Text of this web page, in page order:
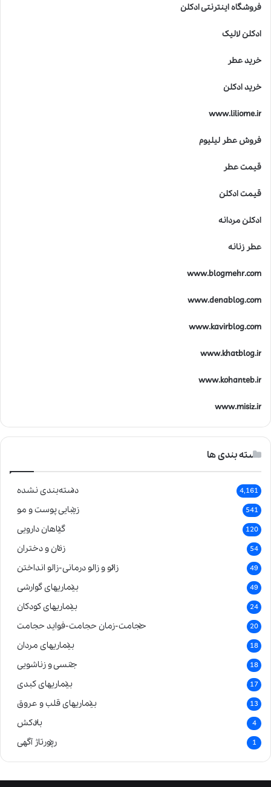
فروشگاه اینترنتی ادکلن
ادکلن لالیک
خرید عطر
خرید ادکلن
www.liliome.ir
فروش عطر لیلیوم
قیمت عطر
قیمت ادکلن
ادکلن مردانه
عطر زنانه
www.blogmehr.com
www.denablog.com
www.kavirblog.com
www.khatblog.ir
www.kohanteb.ir
www.misiz.ir
دسته بندی ها
دسته‌بندی نشده 4,161
زیبایی پوست و مو 541
گیاهان دارویی 120
زنان و دختران 54
زالو و زالو درمانی-زالو انداختن 49
بیماریهای گوارشی 49
بیماریهای کودکان 24
حجامت-زمان حجامت-فواید حجامت 20
بیماریهای مردان 18
جنسی و زناشویی 18
بیماریهای کبدی 17
بیماریهای قلب و عروق 13
بادکش 4
رپورتاژ آگهی 1